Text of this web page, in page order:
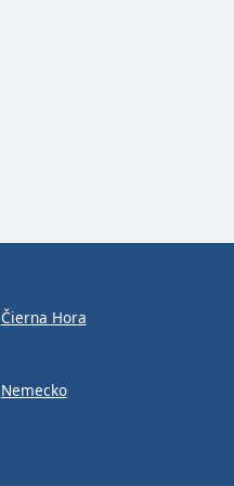
Čierna Hora
Nemecko